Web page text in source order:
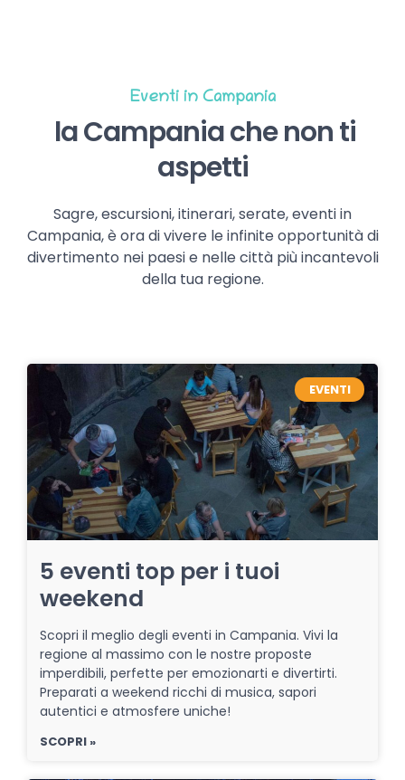
Eventi in Campania
la Campania che non ti
aspetti
Sagre, escursioni, itinerari, serate, eventi in
Campania, è ora di vivere le infinite opportunità di
divertimento nei paesi e nelle città più incantevoli
della tua regione.
EVENTI
5 eventi top per i tuoi
weekend
Scopri il meglio degli eventi in Campania. Vivi la
regione al massimo con le nostre proposte
imperdibili, perfette per emozionarti e divertirti.
Preparati a weekend ricchi di musica, sapori
autentici e atmosfere uniche!
SCOPRI »